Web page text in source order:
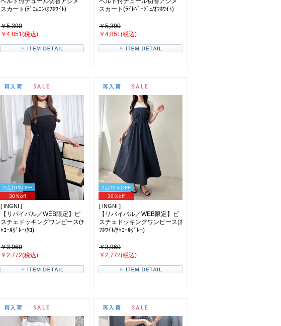
スカート(ﾃﾞﾆﾑｺﾝ/ｵﾌﾎﾜｲﾄ)
￥5,390
￥4,851(税込)
スカート(ﾗｲﾄﾍﾞｰｼﾞｭ/ｵﾌﾎﾜｲﾄ)
￥5,390
￥4,851(税込)
2点10％OFF
30％off
[ INGNI ]
【リバイバル／WEB限定】ビ
スチェドッキングワンピース(ﾁ
ｬｺｰﾙｸﾞﾚｰ/ｸﾛ)
￥3,960
￥2,772(税込)
2点10％OFF
30％off
[ INGNI ]
【リバイバル／WEB限定】ビ
スチェドッキングワンピース(ｵ
ﾌﾎﾜｲﾄ/ﾁｬｺｰﾙｸﾞﾚｰ)
￥3,960
￥2,772(税込)